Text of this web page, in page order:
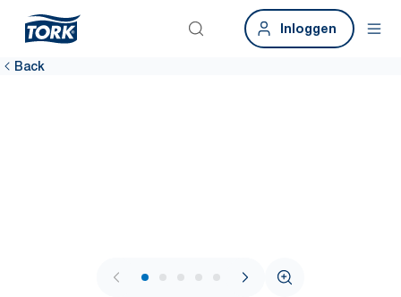
Inloggen
Back
1 / 6